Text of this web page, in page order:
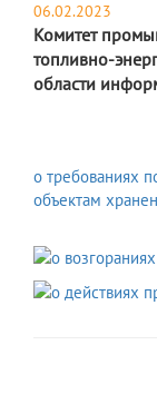
06.02.2023
Комитет
топливно-
области
о требованиях
объектам